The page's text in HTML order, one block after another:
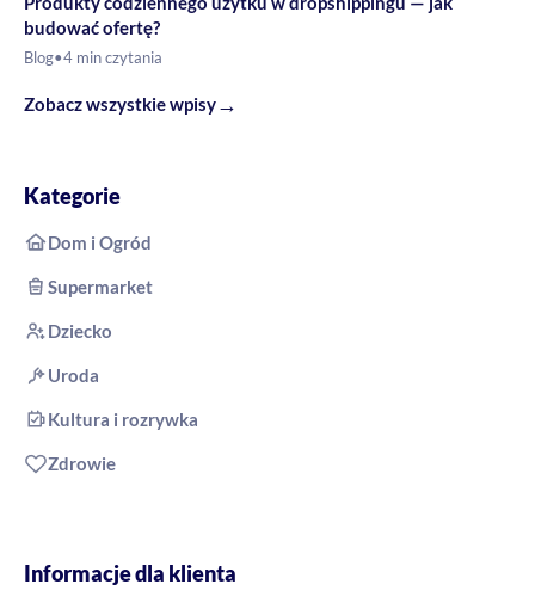
budować ofertę?
Blog•4 min czytania
Zobacz wszystkie wpisy→
Kategorie
Dom i Ogród
Supermarket
Dziecko
Uroda
Kultura i rozrywka
Zdrowie
Informacje dla klienta